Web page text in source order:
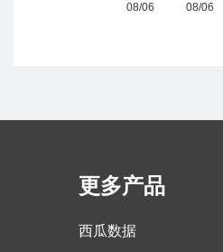
更多产品
西瓜数据